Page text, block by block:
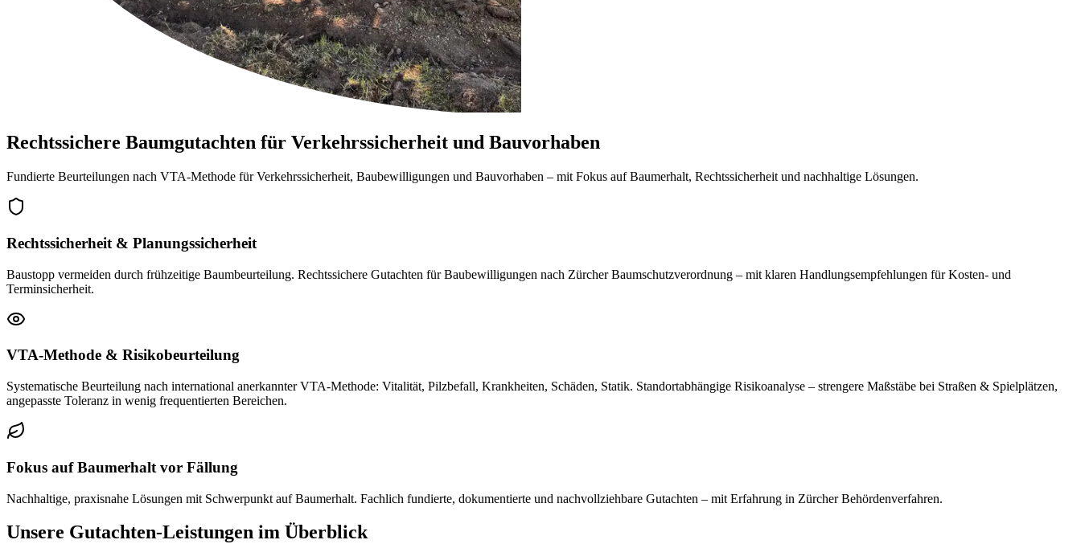
Rechtssichere Baumgutachten für Verkehrssicherheit und Bauvorhaben
Fundierte Beurteilungen nach VTA-Methode für Verkehrssicherheit, Baubewilligungen und Bauvorhaben – mit Fokus auf Baumerhalt, Rechtssicherheit und nachhaltige Lösungen.
Rechtssicherheit & Planungssicherheit
Baustopp vermeiden durch frühzeitige Baumbeurteilung. Rechtssichere Gutachten für Baubewilligungen nach Zürcher Baumschutzverordnung – mit klaren Handlungsempfehlungen für Kosten- und
Terminsicherheit.
VTA-Methode & Risikobeurteilung
Systematische Beurteilung nach international anerkannter VTA-Methode: Vitalität, Pilzbefall, Krankheiten, Schäden, Statik. Standortabhängige Risikoanalyse – strengere Maßstäbe bei Straßen & Spielplätzen,
angepasste Toleranz in wenig frequentierten Bereichen.
Fokus auf Baumerhalt vor Fällung
Nachhaltige, praxisnahe Lösungen mit Schwerpunkt auf Baumerhalt. Fachlich fundierte, dokumentierte und nachvollziehbare Gutachten – mit Erfahrung in Zürcher Behördenverfahren.
Unsere Gutachten-Leistungen im Überblick